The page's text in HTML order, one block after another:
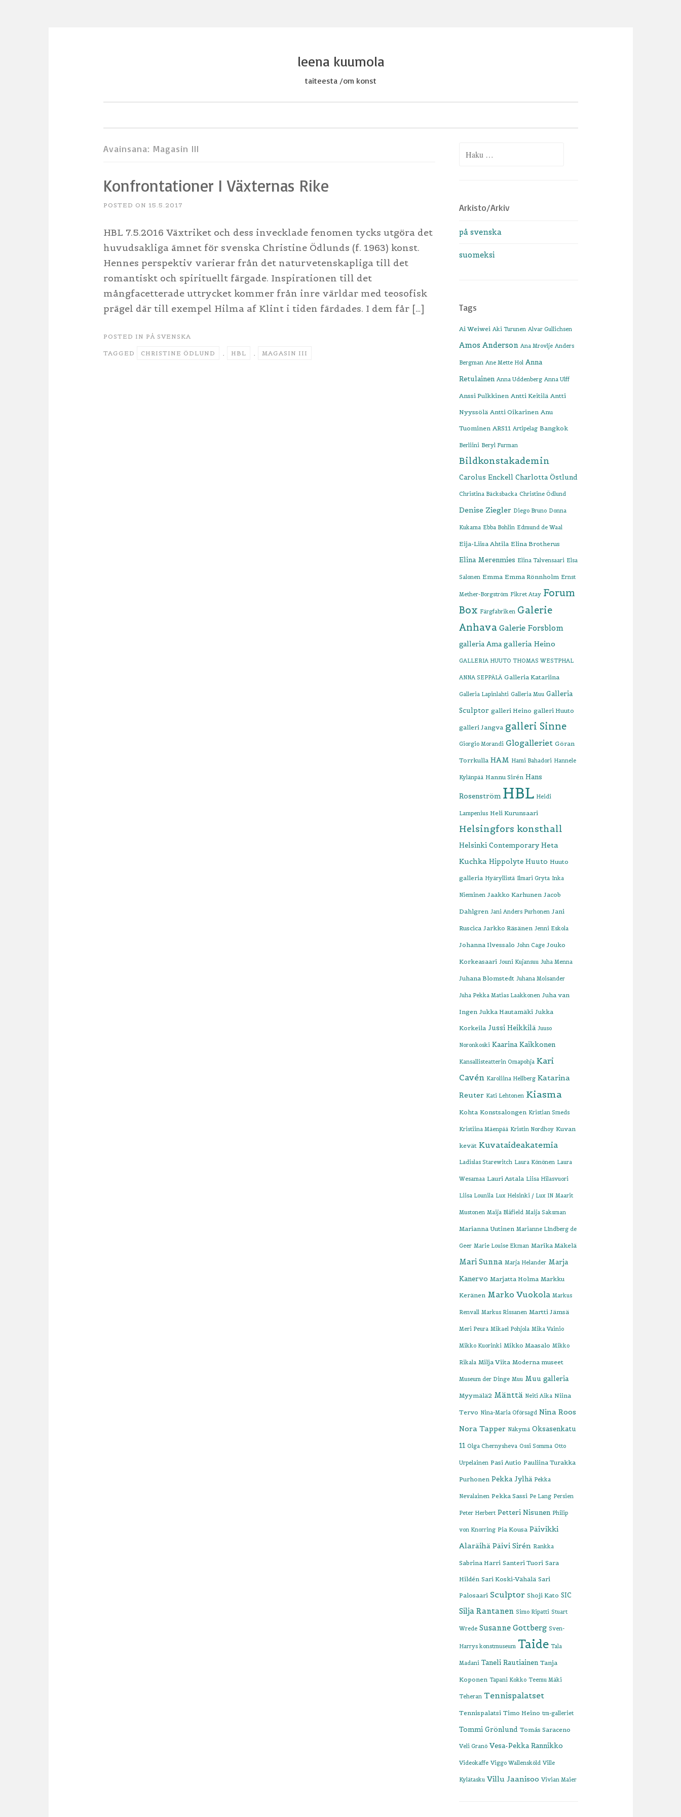
leena kuumola
taiteesta /om konst
Avainsana: Magasin III
Konfrontationer I Växternas Rike
POSTED ON 15.5.2017
HBL 7.5.2016 Växtriket och dess invecklade fenomen tycks utgöra det
huvudsakliga ämnet för svenska Christine Ödlunds (f. 1963) konst.
Hennes perspektiv varierar från det naturvetenskapliga till det
romantiskt och spirituellt färgade. Inspirationen till det
mångfacetterade uttrycket kommer från inre världar med teosofisk
prägel där till exempel Hilma af Klint i tiden färdades. I dem får […]
POSTED IN PÅ SVENSKA
TAGGED CHRISTINE ÖDLUND , HBL , MAGASIN III
Haku:
Arkisto/Arkiv
på svenska
suomeksi
Tags
Ai Weiwei Aki Turunen Alvar Gullichsen
Amos Anderson Ana Mrovlje Anders
Bergman Ane Mette Hol Anna
Retulainen Anna Uddenberg Anna Ulff
Anssi Pulkkinen Antti Keitilä Antti
Nyyssölä Antti Oikarinen Anu
Tuominen ARS11 Artipelag Bangkok
Berliini Beryl Furman
Bildkonstakademin
Carolus Enckell Charlotta Östlund
Christina Bäcksbacka Christine Ödlund
Denise Ziegler Diego Bruno Donna
Kukama Ebba Bohlin Edmund de Waal
Eija-Liisa Ahtila Elina Brotherus
Elina Merenmies Elina Talvensaari Elsa
Salonen Emma Emma Rönnholm Ernst
Mether-Borgström Fikret Atay Forum
Box Färgfabriken Galerie
Anhava Galerie Forsblom
galleria Ama galleria Heino
GALLERIA HUUTO THOMAS WESTPHAL
ANNA SEPPÄLÄ Galleria Katariina
Galleria Lapinlahti Galleria Muu Galleria
Sculptor galleri Heino galleri Huuto
galleri Jangva galleri Sinne
Giorgio Morandi Glogalleriet Göran
Torrkulla HAM Hami Bahadori Hannele
Kylänpää Hannu Sirén Hans
Rosenström HBL Heidi
Lampenius Heli Kurunsaari
Helsingfors konsthall
Helsinki Contemporary Heta
Kuchka Hippolyte Huuto Huuto
galleria Hyäryllistä Ilmari Gryta Inka
Nieminen Jaakko Karhunen Jacob
Dahlgren Jani Anders Purhonen Jani
Ruscica Jarkko Räsänen Jenni Eskola
Johanna Ilvessalo John Cage Jouko
Korkeasaari Jouni Kujansuu Juha Menna
Juhana Blomstedt Juhana Moisander
Juha Pekka Matias Laakkonen Juha van
Ingen Jukka Hautamäki Jukka
Korkeila Jussi Heikkilä Juuso
Noronkoski Kaarina Kaikkonen
Kansallisteatterin Omapohja Kari
Cavén Karoliina Hellberg Katarina
Reuter Kati Lehtonen Kiasma
Kohta Konstsalongen Kristian Smeds
Kristiina Mäenpää Kristin Nordhoy Kuvan
kevät Kuvataideakatemia
Ladislas Starewitch Laura Könönen Laura
Wesamaa Lauri Astala Liisa Hilasvuori
Liisa Lounila Lux Helsinki / Lux IN Maarit
Mustonen Maija Blåfield Maija Saksman
Marianna Uutinen Marianne LIndberg de
Geer Marie Louise Ekman Marika Mäkelä
Mari Sunna Marja Helander Marja
Kanervo Marjatta Holma Markku
Keränen Marko Vuokola Markus
Renvall Markus Rissanen Martti Jämsä
Meri Peura Mikael Pohjola Mika Vainio
Mikko Kuorinki Mikko Maasalo Mikko
Rikala Milja Viita Moderna museet
Museum der Dinge Muu Muu galleria
Myymälä2 Mänttä Neiti Aika Niina
Tervo Nina-Maria Oförsagd Nina Roos
Nora Tapper Näkymä Oksasenkatu
11 Olga Chernysheva Ossi Somma Otto
Urpelainen Pasi Autio Pauliina Turakka
Purhonen Pekka Jylhä Pekka
Nevalainen Pekka Sassi Pe Lang Persien
Peter Herbert Petteri Nisunen Philip
von Knorring Pia Kousa Päivikki
Alaräihä Päivi Sirén Rankka
Sabrina Harri Santeri Tuori Sara
Hildén Sari Koski-Vähälä Sari
Palosaari Sculptor Shoji Kato SIC
Silja Rantanen Simo Ripatti Stuart
Wrede Susanne Gottberg Sven-
Harrys konstmuseum Taide Tala
Madani Taneli Rautiainen Tanja
Koponen Tapani Kokko Teemu Mäki
Teheran Tennispalatset
Tennispalatsi Timo Heino tm-galleriet
Tommi Grönlund Tomás Saraceno
Veli Granö Vesa-Pekka Rannikko
Videokaffe Viggo Wallensköld Ville
Kylätasku Villu Jaanisoo Vivian Maier